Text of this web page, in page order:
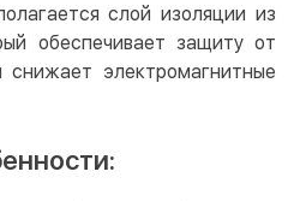
слой изоляции из
обеспечивает защиту от
электромагнитные